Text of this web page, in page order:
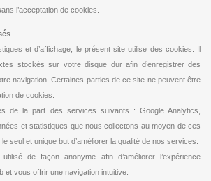
l’acceptation de cookies.
et d’affichage, le présent site utilise des cookies. Il
stockés sur votre disque dur afin d’enregistrer des
navigation. Certaines parties de ce site ne peuvent être
de cookies.
de la part des services suivants : Google Analytics,
et statistiques que nous collectons au moyen de ces
seul et unique but d’améliorer la qualité de nos services.
de façon anonyme afin d’améliorer l’expérience
et vous offrir une navigation intuitive.